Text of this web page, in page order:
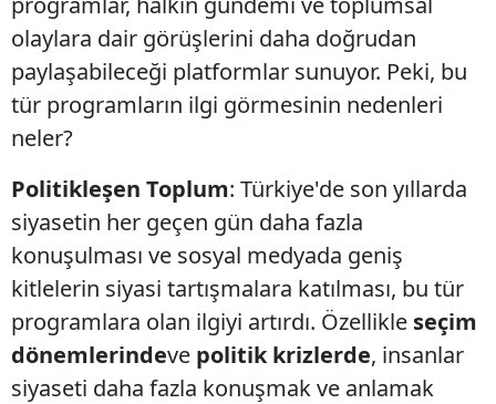
olaylara dair görüşlerini daha doğrudan
paylaşabileceği platformlar sunuyor. Peki, bu
tür programların ilgi görmesinin nedenleri
neler?
Politikleşen Toplum: Türkiye'de son yıllarda
siyasetin her geçen gün daha fazla
konuşulması ve sosyal medyada geniş
kitlelerin siyasi tartışmalara katılması, bu tür
programlara olan ilgiyi artırdı. Özellikle seçim
dönemlerindeve politik krizlerde, insanlar
siyaseti daha fazla konuşmak ve anlamak